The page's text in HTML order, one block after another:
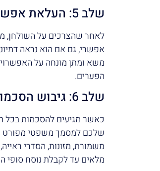
שלב 5: העלאת אפשרויות וניהול משא ומתן
לאחר שהצרכים על השולחן,
אפשרי, גם אם הוא נראה
משא ומתן מונחה על
הפערים.
שלב 6: גיבוש הסכמות וניסוח ההסכם
כאשר מגיעים להסכמות בכל
שלכם למסמך משפטי מפורט
משמורת, מזונות, הסדרי
מלאים עד לקבלת נוסח סופי